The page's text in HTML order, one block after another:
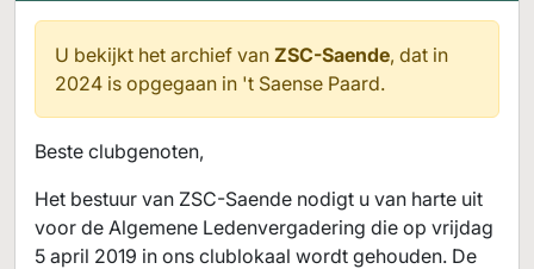
U bekijkt het archief van ZSC-Saende, dat in
2024 is opgegaan in 't Saense Paard.
Beste clubgenoten,
Het bestuur van ZSC-Saende nodigt u van harte uit
voor de Algemene Ledenvergadering die op vrijdag
5 april 2019 in ons clublokaal wordt gehouden. De